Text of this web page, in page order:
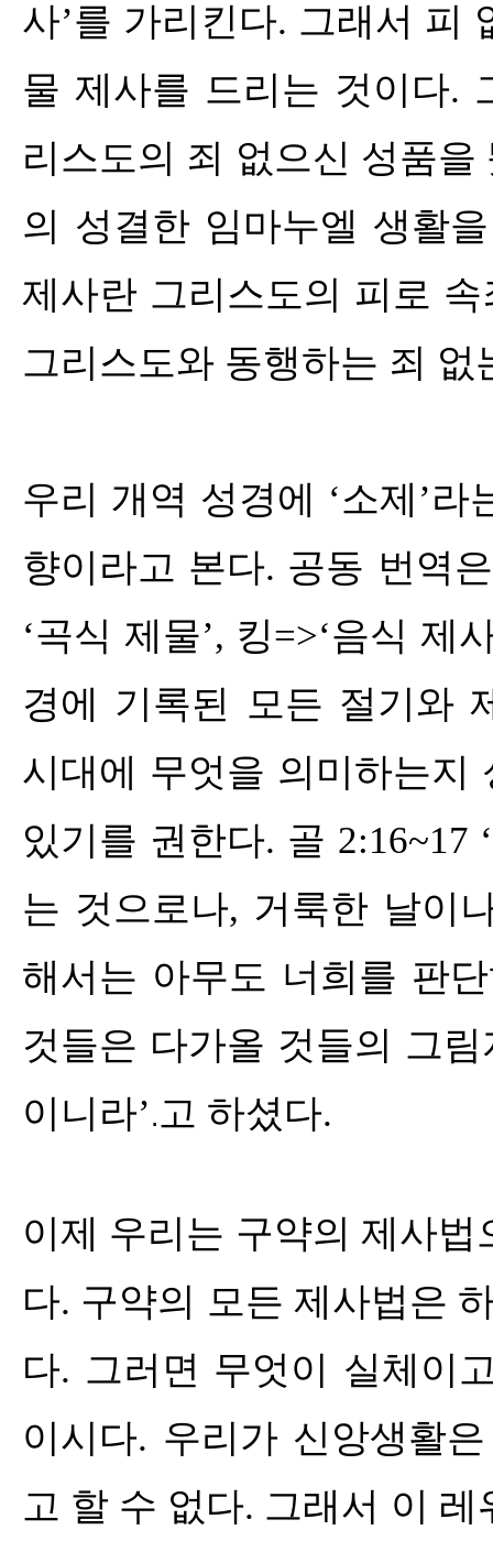
사’를 가리킨다. 그래서 피
물 제사를 드리는 것이다.
리스도의 죄 없으신 성품
의 성결한 임마누엘 생활
제사란 그리스도의 피로
그리스도와 동행하는 죄
우리 개역 성경에 ‘소제 ’라
향이라고 본다. 공동 번역
‘곡식 제물’, 킹=>‘음식 제
경에 기록된 모든 절기와
시대에 무엇을 의미하는지
있기를 권한다. 골 2:16~17 ‘
는 것으로나, 거룩한 날이
해서는 아무도 너희를 판
것들은 다가올 것들의 그
이니라’.고 하셨다.
이제 우리는 구약의 제사
다. 구약의 모든 제사법은
다. 그러면 무엇이 실체이
이시다. 우리가 신앙생활
고 할 수 없다. 그래서 이 레